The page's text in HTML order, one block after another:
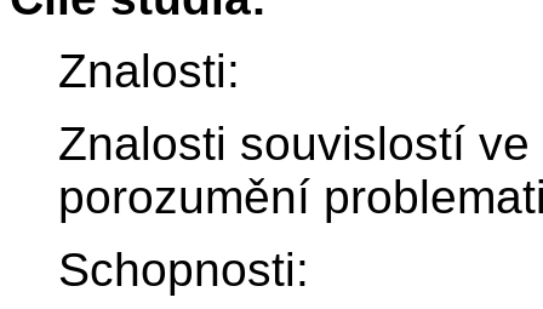
Znalosti:
Znalosti souvislostí
porozumění
Schopnosti: